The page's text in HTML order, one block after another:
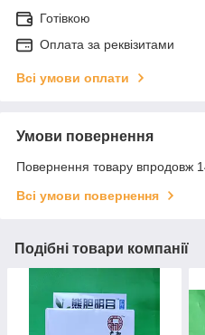
Готівкою
Оплата за реквізитами
Всі умови оплати
Умови повернення
Повернення товару впродовж
Всі умови повернення
Подібні товари компанії